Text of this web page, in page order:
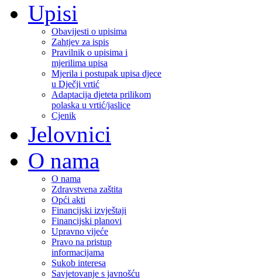
Upisi
Obavijesti o upisima
Zahtjev za ispis
Pravilnik o upisima i
mjerilima upisa
Mjerila i postupak upisa djece
u Dječji vrtić
Adaptacija djeteta prilikom
polaska u vrtić/jaslice
Cjenik
Jelovnici
O nama
O nama
Zdravstvena zaštita
Opći akti
Financijski izvještaji
Financijski planovi
Upravno vijeće
Pravo na pristup
informacijama
Sukob interesa
Savjetovanje s javnošću